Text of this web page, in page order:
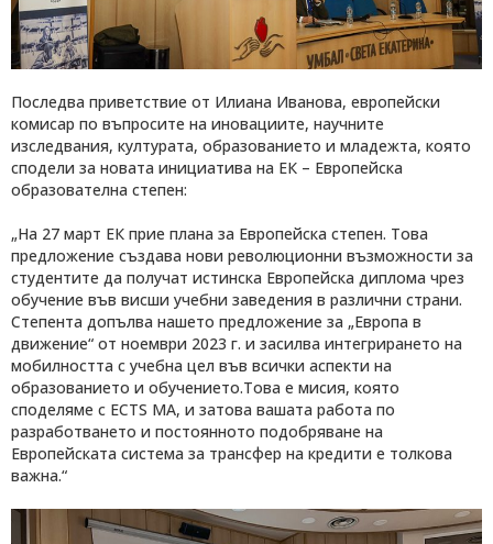
Последва приветствие от Илиана Иванова, европейски
комисар по въпросите на иновациите, научните
изследвания, културата, образованието и младежта, която
сподели за новата инициатива на ЕК – Европейска
образователна степен:
„На 27 март ЕК прие плана за Европейска степен. Това
предложение създава нови революционни възможности за
студентите да получат истинска Европейска диплома чрез
обучение във висши учебни заведения в различни страни.
Степента допълва нашето предложение за „Европа в
движение“ от ноември 2023 г. и засилва интегрирането на
мобилността с учебна цел във всички аспекти на
образованието и обучението.Това е мисия, която
споделяме с ECTS MA, и затова вашата работа по
разработването и постоянното подобряване на
Eвропейската система за трансфер на кредити е толкова
важна.“